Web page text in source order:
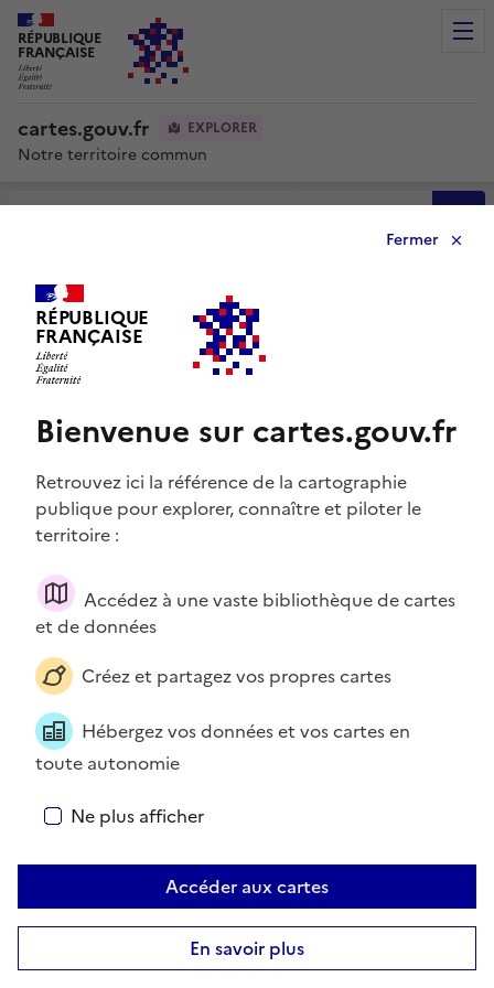
RÉPUBLIQUE
FRANÇAISE
cartes.gouv.fr EXPLORER
Notre territoire commun
À propos des cookies sur cartes.gouv.fr
Bienvenue ! Nous utilisons des cookies pour améliorer votre
expérience et les services disponibles sur ce site. Pour en
savoir plus, visitez la page
Vous pouvez, à tout moment, avoir le contrôle sur les
cookies que vous souhaitez activer. Préférences pour tous les
services.
Tout accepter
Tout refuser
Personnaliser
Fermer
RÉPUBLIQUE
FRANÇAISE
Bienvenue sur cartes.gouv.fr
Retrouvez ici la référence de la cartographie
publique pour explorer, connaître et piloter le
territoire :
Accédez à une vaste bibliothèque de cartes
et de données
Créez et partagez vos propres cartes
Hébergez vos données et vos cartes en
toute autonomie
Ne plus afficher
Accéder aux cartes
En savoir plus